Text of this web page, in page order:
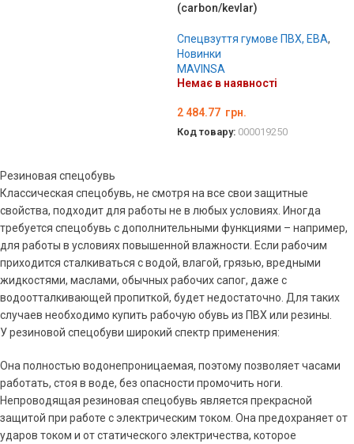
(carbon/kevlar)
Спецвзуття гумове ПВХ, ЕВА,
Новинки
MAVINSA
Немає в наявності
2 484.77 грн.
Код товару: 000019250
Резиновая спецобувь
Классическая спецобувь, не смотря на все свои защитные
свойства, подходит для работы не в любых условиях. Иногда
требуется спецобувь с дополнительными функциями – например,
для работы в условиях повышенной влажности. Если рабочим
приходится сталкиваться с водой, влагой, грязью, вредными
жидкостями, маслами, обычных рабочих сапог, даже с
водоотталкивающей пропиткой, будет недостаточно. Для таких
случаев необходимо купить рабочую обувь из ПВХ или резины.
У резиновой спецобуви широкий спектр применения:
Она полностью водонепроницаемая, поэтому позволяет часами
работать, стоя в воде, без опасности промочить ноги.
Непроводящая резиновая спецобувь является прекрасной
защитой при работе с электрическим током. Она предохраняет от
ударов током и от статического электричества, которое